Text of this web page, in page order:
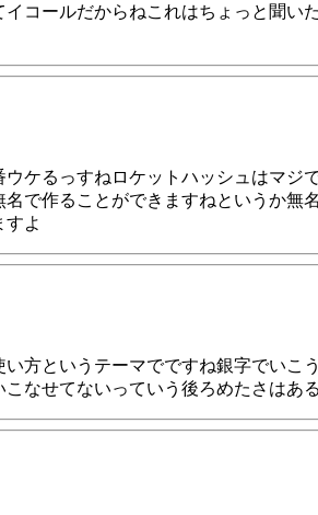
コールだからねこれはちょっと聞
ケるっすねロケットハッシュはマ
で作ることができますねというか
すよ
方というテーマでですね銀字でい
なせてないっていう後ろめたさはある